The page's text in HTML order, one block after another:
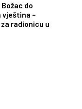
do
vještina –
radionicu u